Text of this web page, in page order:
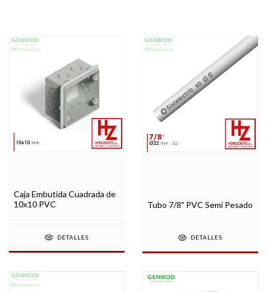
Caja Embutida Cuadrada de
10x10 PVC
DETALLES
Tubo 7/8" PVC Semi Pesado
DETALLES